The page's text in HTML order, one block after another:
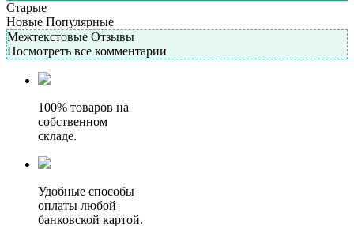
Старые
Новые Популярные
Межтекстовые Отзывы
Посмотреть все комментарии
100% товаров на
собственном
складе.
Удобные способы
оплаты любой
банковской картой.